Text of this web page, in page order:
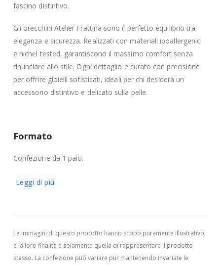
fascino distintivo.
Gli orecchini Atelier Frattina sono il perfetto equilibrio tra
eleganza e sicurezza. Realizzati con materiali ipoallergenici
e nichel tested, garantiscono il massimo comfort senza
rinunciare allo stile. Ogni dettaglio è curato con precisione
per offrire gioielli sofisticati, ideali per chi desidera un
accessorio distintivo e delicato sulla pelle.
Formato
Confezione da 1 paio.
Leggi di più
Le immagini di questo prodotto hanno scopo puramente illustrativo
e la loro finalità è solamente quella di rappresentare il prodotto
stesso. La confezione può variare pur mantenendo invariate le